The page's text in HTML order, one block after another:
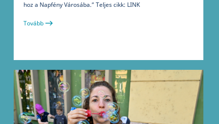
hoz a Napfény Városába.” Teljes cikk: LINK
Tovább